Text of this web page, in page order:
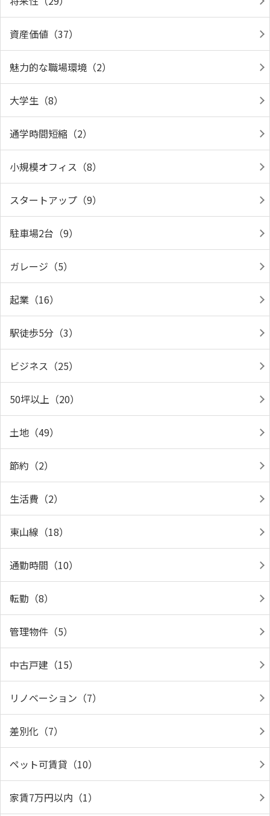
資産価値（37）
魅力的な職場環境（2）
大学生（8）
通学時間短縮（2）
小規模オフィス（8）
スタートアップ（9）
駐車場2台（9）
ガレージ（5）
起業（16）
駅徒歩5分（3）
ビジネス（25）
50坪以上（20）
土地（49）
節約（2）
生活費（2）
東山線（18）
通勤時間（10）
転勤（8）
管理物件（5）
中古戸建（15）
リノベーション（7）
差別化（7）
ペット可賃貸（10）
家賃7万円以内（1）